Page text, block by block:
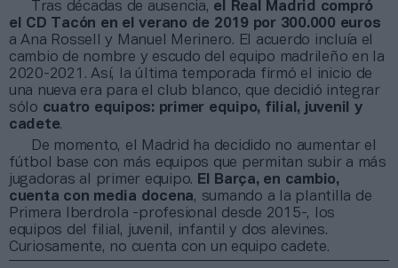
Tras décadas de ausencia, el Real Madrid compró
el CD Tacón en el verano de 2019 por 300.000 euros
a Ana Rossell y Manuel Merinero. El acuerdo incluía el
cambio de nombre y escudo del equipo madrileño en la
2020-2021. Así, la última temporada firmó el inicio de
una nueva era para el club blanco, que decidió integrar
sólo cuatro equipos: primer equipo, filial, juvenil y
cadete.
De momento, el Madrid ha decidido no aumentar el
fútbol base con más equipos que permitan subir a más
jugadoras al primer equipo. El Barça, en cambio,
cuenta con media docena, sumando a la plantilla de
Primera Iberdrola -profesional desde 2015-, los
equipos del filial, juvenil, infantil y dos alevines.
Curiosamente, no cuenta con un equipo cadete.